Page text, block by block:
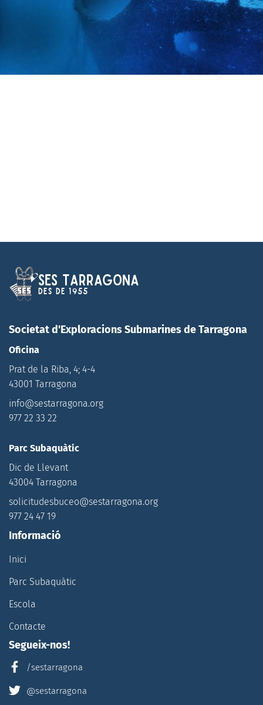
SES Tarragona
Des de 1955
Societat d'Exploracions Submarines de Tarragona
Oficina
Prat de la Riba, 4; 4-4
43001 Tarragona
info@sestarragona.org
977 22 33 22
Parc Subaquàtic
Dic de Llevant
43004 Tarragona
solicitudesbuceo@sestarragona.org
977 24 47 19
Informació
Inici
Parc Subaquàtic
Escola
Contacte
Segueix-nos!
/sestarragona
@sestarragona